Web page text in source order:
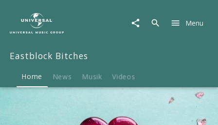
Musik
Merch
Menu
Eastblock Bitches
Home News Musik Videos